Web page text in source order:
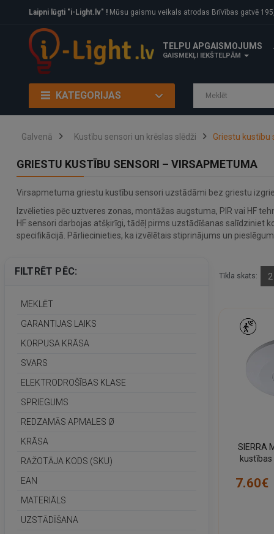
Laipni lūgti "i-Light.lv" ! Mūsu gaismu veikals atrodas Brīvības gatvē 195, Rīga,
TELPU APGAISMOJUMS
GAISMEKĻI IEKŠTELPĀM
KATEGORIJAS
Galvenā Kustību sensori un krēslas slēdži Griestu kustību
GRIESTU KUSTĪBU SENSORI – VIRSAPMETUMA
Virsapmetuma griestu kustību sensori uzstādāmi bez griestu
Izvēlieties pēc uztveres zonas, montāžas augstuma, PIR vai HF
HF sensori darbojas atšķirīgi, tādēļ pirms uzstādīšanas
specifikācijā. Pārliecinieties, ka izvēlētais stiprinājums un
FILTRĒT PĒC:
MEKLĒT
GARANTIJAS LAIKS
KORPUSA KRĀSA
SVARS
ELEKTRODROŠĪBAS KLASE
SPRIEGUMS
REDZAMĀS APMALES Ø
KRĀSA
RAŽOTĀJA KODS (SKU)
EAN
MATERIĀLS
UZSTĀDĪŠANA
Tīkla skats: 2
SIERRA
kustības
7.60€